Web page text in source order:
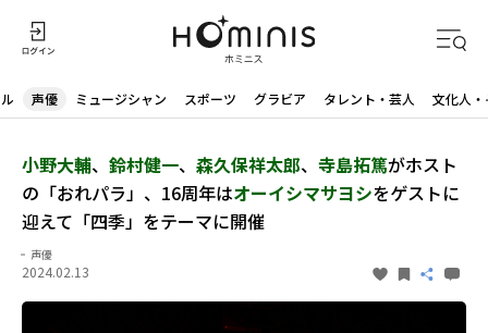
声優 ミュージシャン スポーツ グラビア タレント・芸人 文化人
小野大輔、 鈴村健一、 森久保祥太郎、 寺島拓篤がホスト
の「おれパラ」、16周年はオーイシマサヨシをゲストに
迎えて「四季」をテーマに開催
声優
2024.02.13